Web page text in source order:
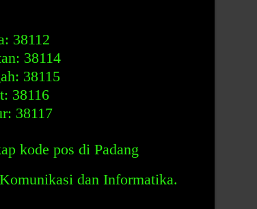
38112
38114
38115
38116
38117
kode pos di Padang
dan Informatika.